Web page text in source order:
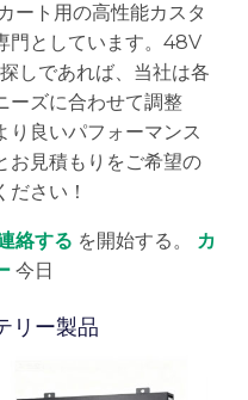
ート用の高性能カスタ
門としています。48V
しであれば、当社は各
ーズに合わせて調整
り良いパフォーマンス
お見積もりをご希望の
さい！
絡する を開始する。 カ
今日
リー製品